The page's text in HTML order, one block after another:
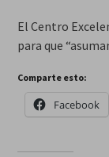
El Centro
para que
Comparte esto:
Facebook